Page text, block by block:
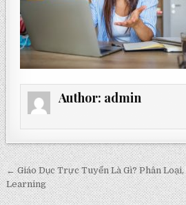
Author: admin
Post
navigation
← Giáo Dục Trực Tuyến Là Gì? Phân
Learning